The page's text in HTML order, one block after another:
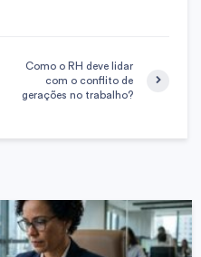
Como o RH deve lidar
com o conflito de
gerações no trabalho?